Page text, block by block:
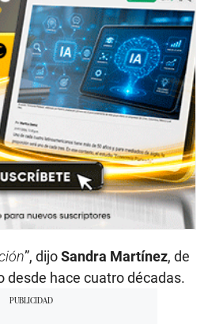
”, dijoSandra Martínez, de
desde hace cuatro décadas.